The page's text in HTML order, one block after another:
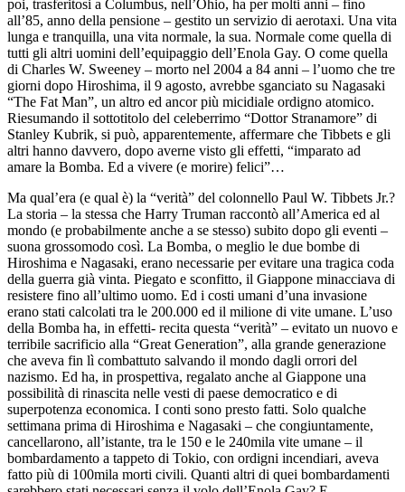
poi, trasferitosi a Columbus, nell’Ohio, ha per molti anni – fino
all’85, anno della pensione – gestito un servizio di aerotaxi. Una vita
lunga e tranquilla, una vita normale, la sua. Normale come quella di
tutti gli altri uomini dell’equipaggio dell’Enola Gay. O come quella
di Charles W. Sweeney – morto nel 2004 a 84 anni – l’uomo che tre
giorni dopo Hiroshima, il 9 agosto, avrebbe sganciato su Nagasaki
“The Fat Man”, un altro ed ancor più micidiale ordigno atomico.
Riesumando il sottotitolo del celeberrimo “Dottor Stranamore” di
Stanley Kubrik, si può, apparentemente, affermare che Tibbets e gli
altri hanno davvero, dopo averne visto gli effetti, “imparato ad
amare la Bomba. Ed a vivere (e morire) felici”…
Ma qual’era (e qual è) la “verità” del colonnello Paul W. Tibbets Jr.?
La storia – la stessa che Harry Truman raccontò all’America ed al
mondo (e probabilmente anche a se stesso) subito dopo gli eventi –
suona grossomodo così. La Bomba, o meglio le due bombe di
Hiroshima e Nagasaki, erano necessarie per evitare una tragica coda
della guerra già vinta. Piegato e sconfitto, il Giappone minacciava di
resistere fino all’ultimo uomo. Ed i costi umani d’una invasione
erano stati calcolati tra le 200.000 ed il milione di vite umane. L’uso
della Bomba ha, in effetti- recita questa “verità” – evitato un nuovo e
terribile sacrificio alla “Great Generation”, alla grande generazione
che aveva fin lì combattuto salvando il mondo dagli orrori del
nazismo. Ed ha, in prospettiva, regalato anche al Giappone una
possibilità di rinascita nelle vesti di paese democratico e di
superpotenza economica. I conti sono presto fatti. Solo qualche
settimana prima di Hiroshima e Nagasaki – che congiuntamente,
cancellarono, all’istante, tra le 150 e le 240mila vite umane – il
bombardamento a tappeto di Tokio, con ordigni incendiari, aveva
fatto più di 100mila morti civili. Quanti altri di quei bombardamenti